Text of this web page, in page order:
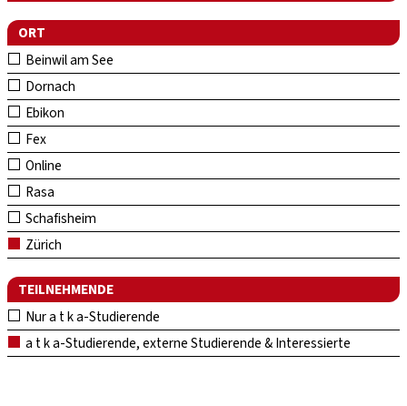
ORT
Beinwil am See
Dornach
Ebikon
Fex
Online
Rasa
Schafisheim
Zürich
TEILNEHMENDE
Nur a t k a-Studierende
a t k a-Studierende, externe Studierende & Interessierte